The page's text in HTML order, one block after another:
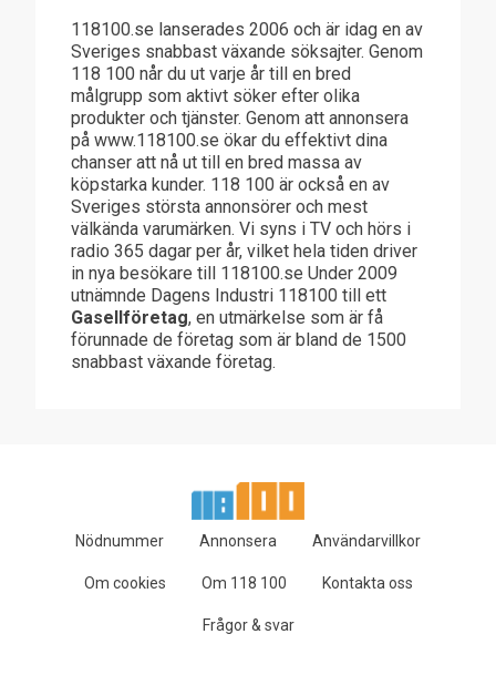
118100.se lanserades 2006 och är idag en av
Sveriges snabbast växande söksajter. Genom
118 100 når du ut varje år till en bred
målgrupp som aktivt söker efter olika
produkter och tjänster. Genom att annonsera
på www.118100.se ökar du effektivt dina
chanser att nå ut till en bred massa av
köpstarka kunder. 118 100 är också en av
Sveriges största annonsörer och mest
välkända varumärken. Vi syns i TV och hörs i
radio 365 dagar per år, vilket hela tiden driver
in nya besökare till 118100.se Under 2009
utnämnde Dagens Industri 118100 till ett
Gasellföretag, en utmärkelse som är få
förunnade de företag som är bland de 1500
snabbast växande företag.
Nödnummer Annonsera Användarvillkor
Om cookies Om 118 100 Kontakta oss
Frågor & svar